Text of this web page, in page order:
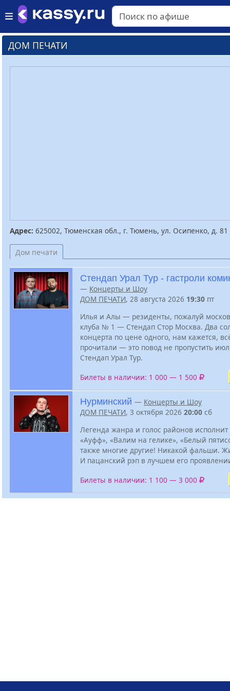
ДОМ ПЕЧАТИ
Адрес: 625002, Тюменская обл., г. Тюмень, ул. Осипенко, д. 81
Дом печати
Стендап Урал Тур - гастроли
— Концерты и Шоу
ДОМ ПЕЧАТИ, 28 августа 2026 19:30 пт
Илья и Алы — резиденты, пожалуй
клуба № 1 — Стендап Стор Москва. Два
концерта по цене одного, нам кажется,
прочитали — это повод не пропустить
Стендап Урал Тур.
Билеты в наличии: 1 000 — 1 500
Нурминский — Концерты и Шоу
ДОМ ПЕЧАТИ, 3 октября 2026 20:00 сб
Легенда жанра и голос районов
«Ауфф», «Валим на гелике», «Белый
также многие другие! Никакой фальши.
И пацанский рэп в лучшем его
Билеты в наличии: 1 100 — 3 000